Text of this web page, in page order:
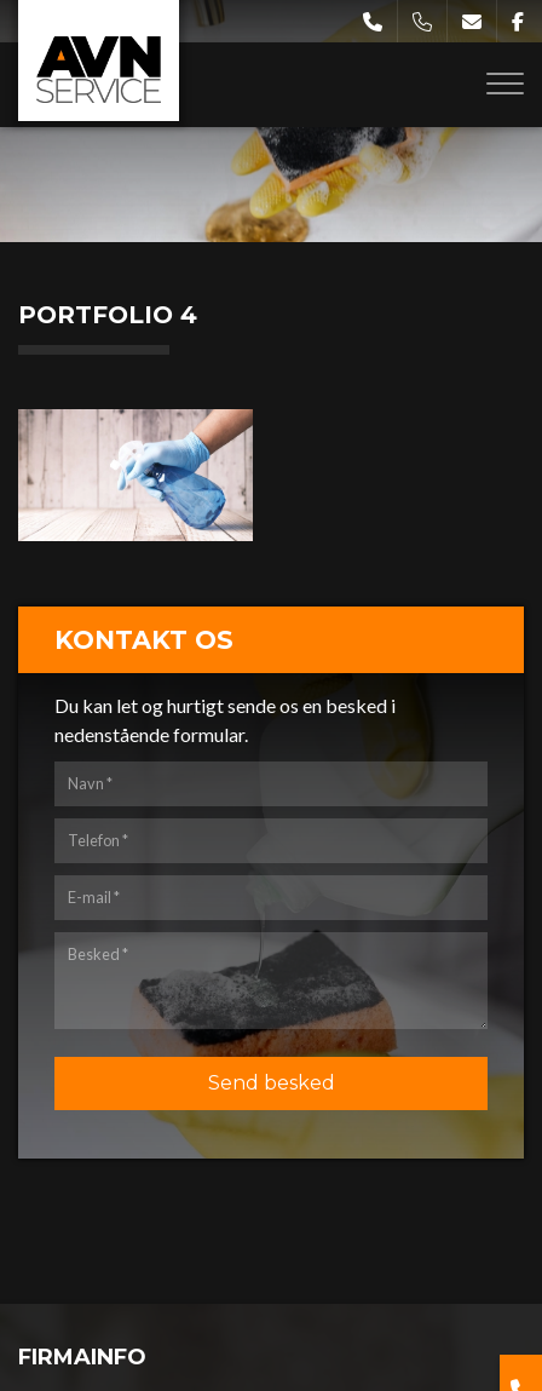
til
hovedindhold
PORTFOLIO 4
KONTAKT OS
Du kan let og hurtigt sende os en besked i
nedenstående formular.
FIRMAINFO